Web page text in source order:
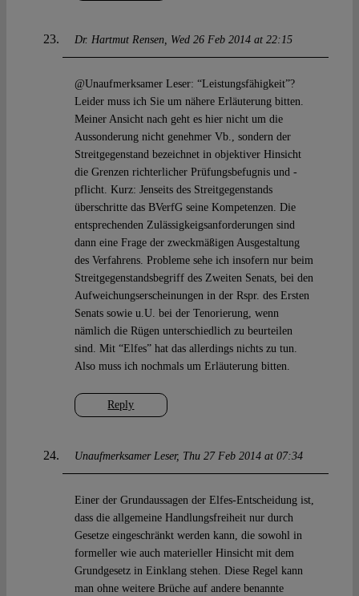
Dr. Hartmut Rensen Wed 26 Feb 2014 at 22:15
Reply
@Unaufmerksamer Leser: “Leistungsfähigkeit”?
Leider muss ich Sie um nähere Erläuterung bitten.
Meiner Ansicht nach geht es hier nicht um die
Aussonderung nicht genehmer Vb., sondern der
Streitgegenstand bezeichnet in objektiver Hinsicht
die Grenzen richterlicher Prüfungsbefugnis und -
pflicht. Kurz: Jenseits des Streitgegenstands
überschritte das BVerfG seine Kompetenzen. Die
entsprechenden Zulässigkeigsanforderungen sind
dann eine Frage der zweckmäßigen Ausgestaltung
des Verfahrens. Probleme sehe ich insofern nur beim
Streitgegenstandsbegriff des Zweiten Senats, bei den
Aufweichungserscheinungen in der Rspr. des Ersten
Senats sowie u.U. bei der Tenorierung, wenn
nämlich die Rügen unterschiedlich zu beurteilen
sind. Mit “Elfes” hat das allerdings nichts zu tun.
Also muss ich nochmals um Erläuterung bitten.
Unaufmerksamer Leser Thu 27 Feb 2014 at 07:34
Einer der Grundaussagen der Elfes-Entscheidung ist,
dass die allgemeine Handlungsfreiheit nur durch
Gesetze eingeschränkt werden kann, die sowohl in
formeller wie auch materieller Hinsicht mit dem
Grundgesetz in Einklang stehen. Diese Regel kann
man ohne weitere Brüche auf andere benannte